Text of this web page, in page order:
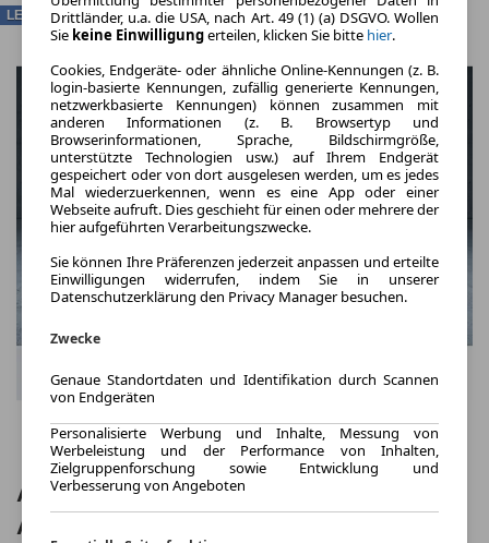
Audi RS 3 Sportback S tr. Vmax280 RS-
Abgas PANO HUD
LEASINGDrittländer, u.a. die USA, nach Art. 49 (1) (a) DSGVO. Wollen
Sie keine Einwilligungerteilen, klicken Sie bitte hier.
Cookies, Endgeräte- oder ähnliche Online-Kennungen (z. B.
login-basierte Kennungen, zufällig generierte Kennungen,
netzwerkbasierte Kennungen) können zusammen mit
anderen Informationen (z. B. Browsertyp und
Browserinformationen, Sprache, Bildschirmgröße,
unterstützte Technologien usw.) auf Ihrem Endgerät
gespeichert oder von dort ausgelesen werden, um es jedes
Mal wiederzuerkennen, wenn es eine App oder einer
Webseite aufruft. Dies geschieht für einen oder mehrere der
hier aufgeführten Verarbeitungszwecke.
Sie können Ihre Präferenzen jederzeit anpassen und erteilte
Einwilligungen widerrufen, indem Sie in unserer
Datenschutzerklärung den Privacy Manager besuchen.
Zwecke
Genaue Standortdaten und Identifikation durch Scannen
von Endgeräten
Personalisierte Werbung und Inhalte, Messung von
Werbeleistung und der Performance von Inhalten,
Zielgruppenforschung sowie Entwicklung und
Verbesserung von Angeboten